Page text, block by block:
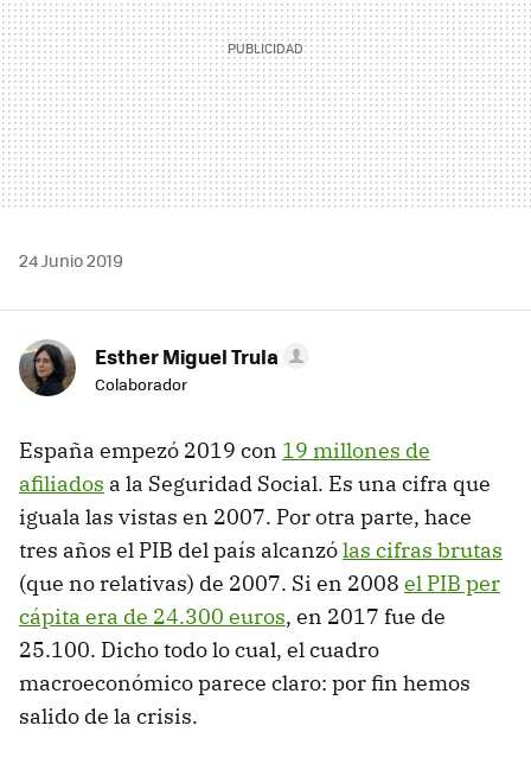
24 Junio 2019
Esther Miguel Trula
Colaborador
España empezó 2019 con 19 millones de
afiliados a la Seguridad Social. Es una cifra que
iguala las vistas en 2007. Por otra parte, hace
tres años el PIB del país alcanzólas cifras brutas
(que no relativas) de 2007. Si en 2008 el PIB per
cápita era de 24.300 euros, en 2017 fue de
25.100. Dicho todo lo cual, el cuadro
macroeconómico parece claro: por fin hemos
salido de la crisis.